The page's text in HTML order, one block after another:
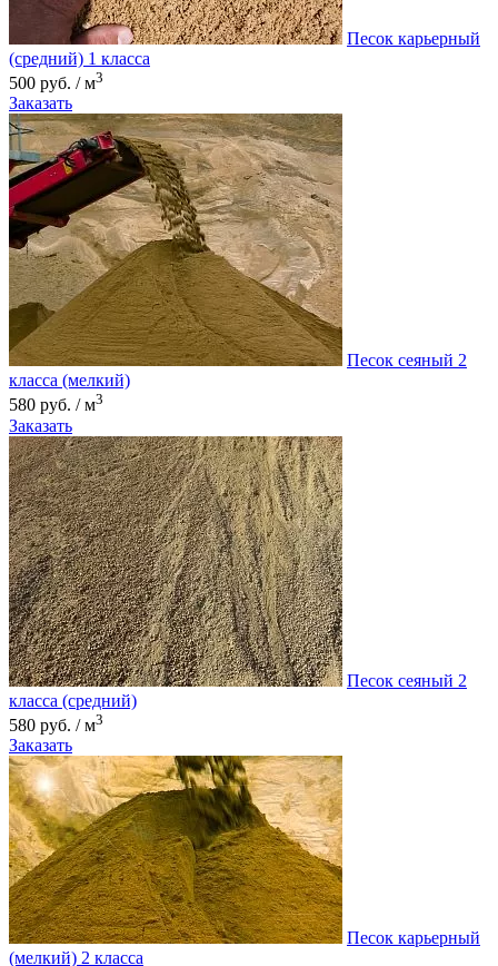
Песок карьерный
(средний) 1 класса
500 руб. / м3
Заказать
Песок сеяный 2
класса (мелкий)
580 руб. / м3
Заказать
Песок сеяный 2
класса (средний)
580 руб. / м3
Заказать
Песок карьерный
(мелкий) 2 класса